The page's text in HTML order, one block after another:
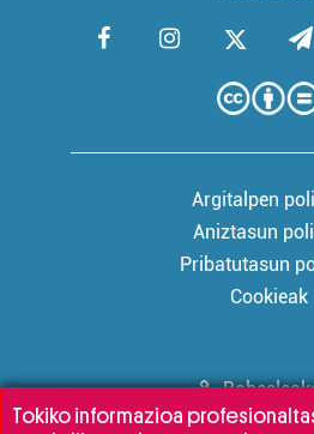
Argitalpen
Aniztasun
Pribatutasun
Cookieak
Babesleak:
Tokiko informazioa